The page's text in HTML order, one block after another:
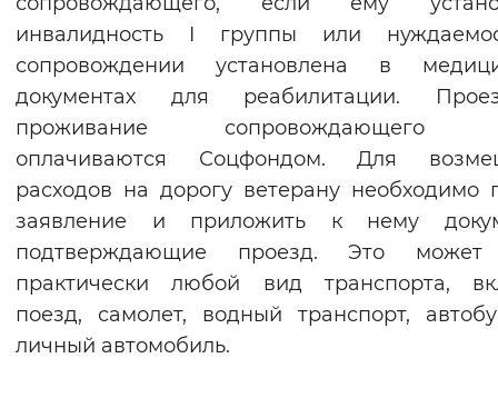
инвалидность I группы или
сопровождении установлена в
документах для реабилитации.
проживание сопровождающего
оплачиваются Соцфондом. Для
расходов на дорогу ветерану необходимо
заявление и приложить к нему
подтверждающие проезд. Это может
практически любой вид транспорта,
поезд, самолет, водный транспорт,
личный автомобиль.